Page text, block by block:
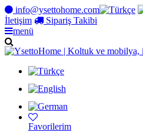
info@ysettohome.com
İletişim
Sipariş Takibi
menü
Favorilerim